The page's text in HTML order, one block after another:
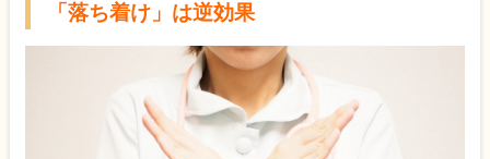
「落ち着け」は逆効果